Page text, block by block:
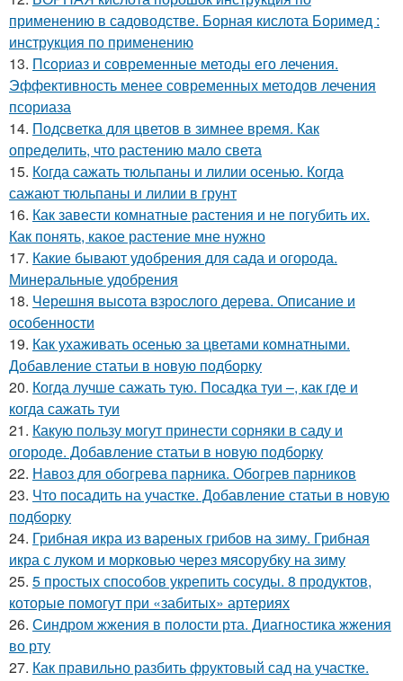
применению в садоводстве. Борная кислота Боримед :
инструкция по применению
13. Псориаз и современные методы его лечения.
Эффективность менее современных методов лечения
псориаза
14. Подсветка для цветов в зимнее время. Как
определить, что растению мало света
15. Когда сажать тюльпаны и лилии осенью. Когда
сажают тюльпаны и лилии в грунт
16. Как завести комнатные растения и не погубить их.
Как понять, какое растение мне нужно
17. Какие бывают удобрения для сада и огорода.
Минеральные удобрения
18. Черешня высота взрослого дерева. Описание и
особенности
19. Как ухаживать осенью за цветами комнатными.
Добавление статьи в новую подборку
20. Когда лучше сажать тую. Посадка туи –, как где и
когда сажать туи
21. Какую пользу могут принести сорняки в саду и
огороде. Добавление статьи в новую подборку
22. Навоз для обогрева парника. Обогрев парников
23. Что посадить на участке. Добавление статьи в новую
подборку
24. Грибная икра из вареных грибов на зиму. Грибная
икра с луком и морковью через мясорубку на зиму
25. 5 простых способов укрепить сосуды. 8 продуктов,
которые помогут при «забитых» артериях
26. Синдром жжения в полости рта. Диагностика жжения
во рту
27. Как правильно разбить фруктовый сад на участке.